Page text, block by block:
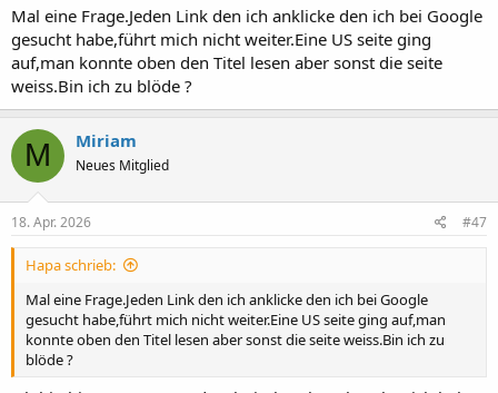
Mal eine Frage.Jeden Link den ich anklicke den ich bei Google
gesucht habe,führt mich nicht weiter.Eine US seite ging
auf,man konnte oben den Titel lesen aber sonst die seite
weiss.Bin ich zu blöde ?
M Miriam
Neues Mitglied
18. Apr. 2026 #47
Hapa schrieb:
Mal eine Frage.Jeden Link den ich anklicke den ich bei Google
gesucht habe,führt mich nicht weiter.Eine US seite ging auf,man
konnte oben den Titel lesen aber sonst die seite weiss.Bin ich zu
blöde ?